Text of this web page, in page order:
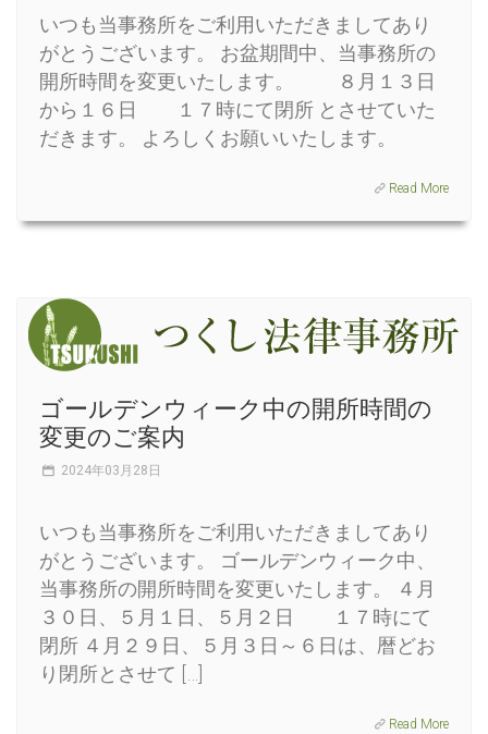
いつも当事務所をご利用いただきましてあり
がとうございます。 お盆期間中、当事務所の
開所時間を変更いたします。 ８月１３日
から１６日 １７時にて閉所 とさせていた
だきます。 よろしくお願いいたします。
Read More
ゴールデンウィーク中の開所時間の
変更のご案内
2024年03月28日
いつも当事務所をご利用いただきましてあり
がとうございます。 ゴールデンウィーク中、
当事務所の開所時間を変更いたします。 ４月
３０日、５月１日、５月２日 １７時にて
閉所 ４月２９日、５月３日～６日は、暦どお
り閉所とさせて […]
Read More